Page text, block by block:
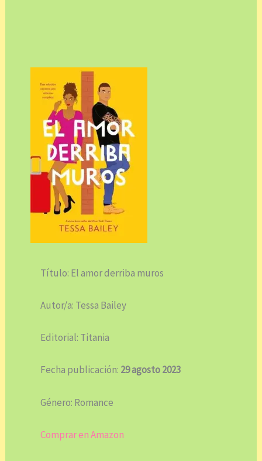
Título: El amor derriba muros
Autor/a: Tessa Bailey
Editorial: Titania
Fecha publicación: 29 agosto 2023
Género: Romance
Comprar en Amazon